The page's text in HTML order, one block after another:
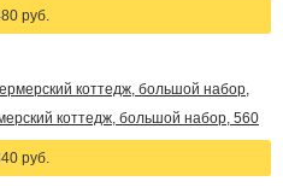
руб.
коттедж, большой набор, 560
руб.